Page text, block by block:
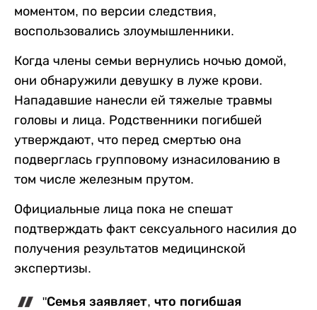
моментом, по версии следствия,
воспользовались злоумышленники.
Когда члены семьи вернулись ночью домой,
они обнаружили девушку в луже крови.
Нападавшие нанесли ей тяжелые травмы
головы и лица. Родственники погибшей
утверждают, что перед смертью она
подверглась групповому изнасилованию в
том числе железным прутом.
Официальные лица пока не спешат
подтверждать факт сексуального насилия до
получения результатов медицинской
экспертизы.
"Семья заявляет, что погибшая